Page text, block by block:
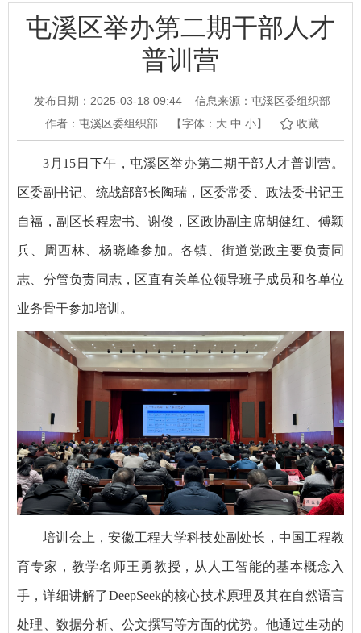
屯溪区举办第二期干部人才
普训营
发布日期：2025-03-18 09:44
信息来源：屯溪区委组织部
作者：屯溪区委组织部
【字体： 大 中 小】 收藏
3月15日下午，屯溪区举办第二期干部人才普训营。
区委副书记、统战部部长陶瑞，区委常委、政法委书记王
自福，副区长程宏书、谢俊，区政协副主席胡健红、傅颖
兵、周西林、杨晓峰参加。各镇、街道党政主要负责同
志、分管负责同志，区直有关单位领导班子成员和各单位
业务骨干参加培训。
培训会上，安徽工程大学科技处副处长，中国工程教
育专家，教学名师王勇教授，从人工智能的基本概念入
手，详细讲解了DeepSeek的核心技术原理及其在自然语言
处理、数据分析、公文撰写等方面的优势。他通过生动的